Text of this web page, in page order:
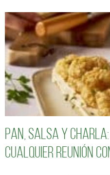
Pan, salsa y
cualquier reunión